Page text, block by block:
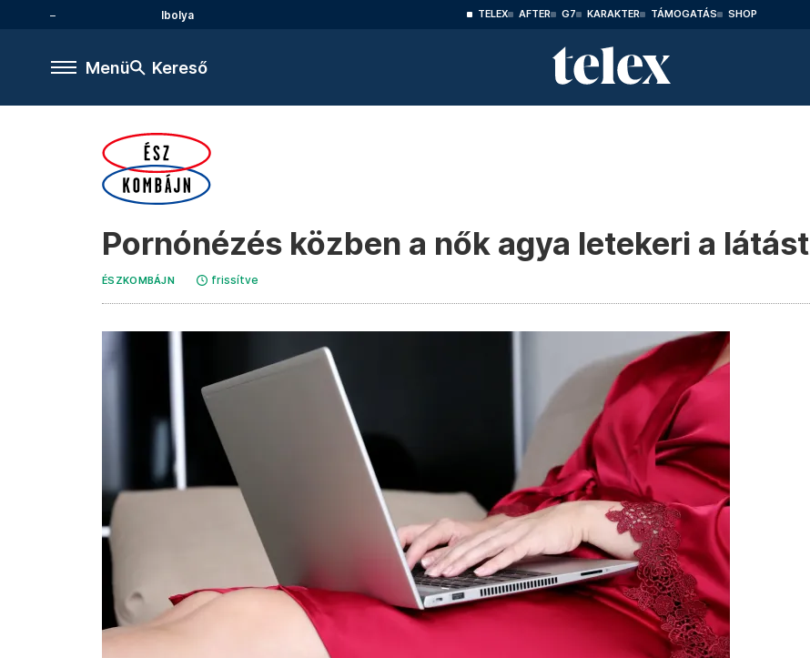
Ibolya TELEX AFTER G7 KARAKTER TÁMOGATÁS SHOP
Menü Kereső
Pornónézés közben a nők agya letekeri a látást
ÉSZKOMBÁJN frissítve